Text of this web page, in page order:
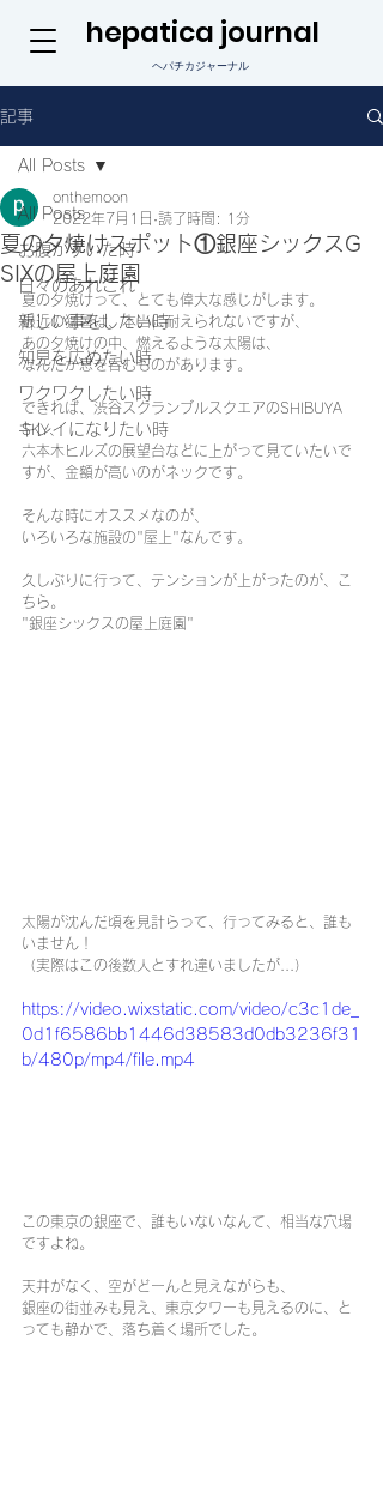
hepatica journal
ヘパチカジャーナル
記事
All Posts
お腹がすいた時
日々のあれこれ
新しい事をしたい時
知見を広めたい時
ワクワクしたい時
キレイになりたい時
All Posts
夏の夕焼けスポット①銀座シックスG
SIXの屋上庭園
onthemoon
2022年7月1日 読了時間: 1分
夏の夕焼けって、とても偉大な感じがします。
最近の猛暑は、本当に耐えられないですが、
あの夕焼けの中、燃えるような太陽は、
なんだか息を呑むものがあります。
できれば、渋谷スクランブルスクエアのSHIBUYA
SKY、
六本木ヒルズの展望台などに上がって見ていたいで
すが、金額が高いのがネックです。
そんな時にオススメなのが、
いろいろな施設の"屋上"なんです。
久しぶりに行って、テンションが上がったのが、こ
ちら。
"銀座シックスの屋上庭園"
太陽が沈んだ頃を見計らって、行ってみると、誰も
いません！
（実際はこの後数人とすれ違いましたが...）
https://video.wixstatic.com/video/c3c1de_
0d1f6586bb1446d38583d0db3236f31
b/480p/mp4/file.mp4
この東京の銀座で、誰もいないなんて、相当な穴場
ですよね。
天井がなく、空がどーんと見えながらも、
銀座の街並みも見え、東京タワーも見えるのに、と
っても静かで、落ち着く場所でした。